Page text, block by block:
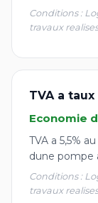
Conditions :
travaux
TVA a
Economie
TVA a 5,5%
dune pompe
Conditions :
travaux